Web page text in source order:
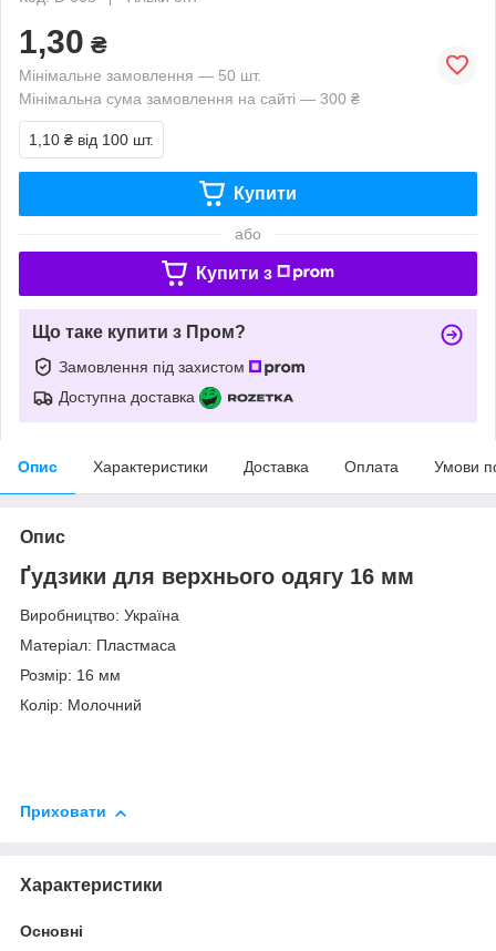
1,30 ₴
Мінімальне замовлення — 50 шт.
Мінімальна сума замовлення на сайті — 300 ₴
1,10 ₴ від 100 шт.
Купити
або
Купити з
Що таке купити з Пром?
Замовлення під захистом
Доступна доставка
Опис Характеристики Доставка Оплата Умови
Опис
Ґудзики для верхнього одягу 16 мм
Виробництво: Україна
Матеріал: Пластмаса
Розмір: 16 мм
Колір: Молочний
Приховати
Характеристики
Основні